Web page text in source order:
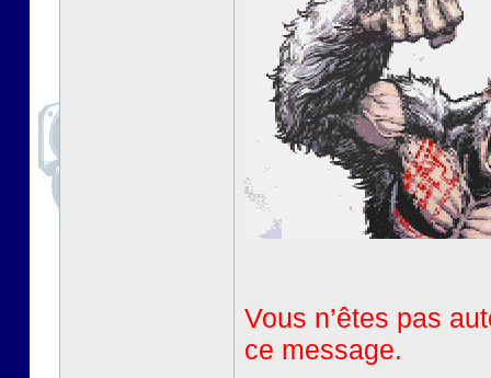
Vous n’êtes pas
ce message.